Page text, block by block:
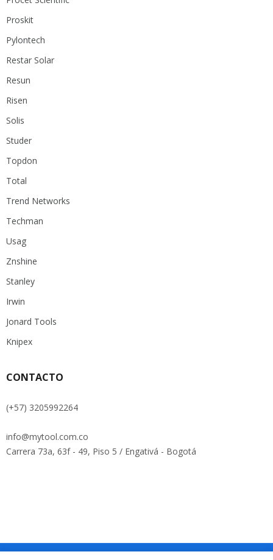
Proskit
Pylontech
Restar Solar
Resun
Risen
Solis
Studer
Topdon
Total
Trend Networks
Techman
Usag
Znshine
Stanley
Irwin
Jonard Tools
Knipex
CONTACTO
(+57) 3205992264
info@mytool.com.co
Carrera 73a, 63f - 49, Piso 5 / Engativá - Bogotá